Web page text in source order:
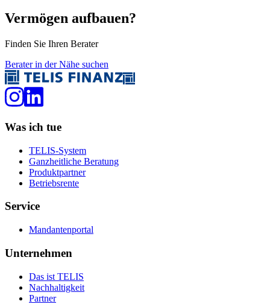
Vermögen aufbauen?
Finden Sie Ihren Berater
Berater in der Nähe suchen
Was ich tue
TELIS-System
Ganzheitliche Beratung
Produktpartner
Betriebsrente
Service
Mandantenportal
Unternehmen
Das ist TELIS
Nachhaltigkeit
Partner